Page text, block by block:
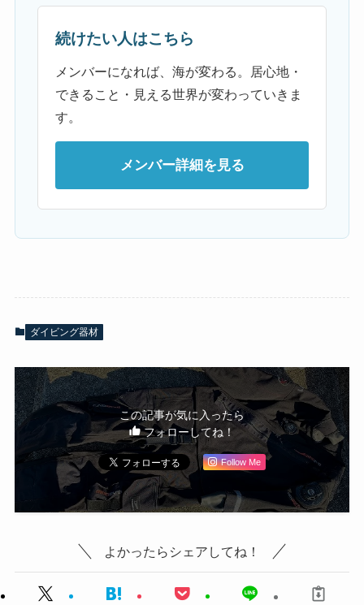
続けたい人はこちら
メンバーになれば、海が変わる。居心地・
できること・見える世界が変わっていきま
す。
メンバー詳細を見る
ダイビング器材
この記事が気に入ったら
フォローしてね！
Follow Me
よかったらシェアしてね！